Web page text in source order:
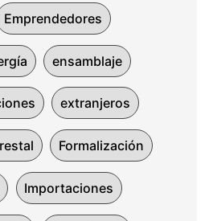
Emprendedores
ensamblaje
extranjeros
Formalización
Importaciones